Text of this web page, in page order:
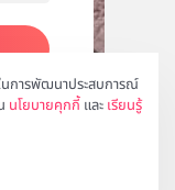
การพัฒนาประสบการณ์
นโยบายคุกกี้ และ เรียนรู้